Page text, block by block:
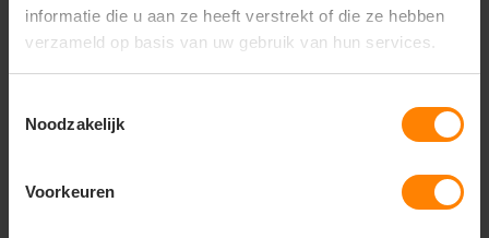
informatie die u aan ze heeft verstrekt of die ze hebben
verzameld op basis van uw gebruik van hun services.
Noodzakelijk
Voorkeuren
op met onze
klantenservice
call +31(0)418 511 972